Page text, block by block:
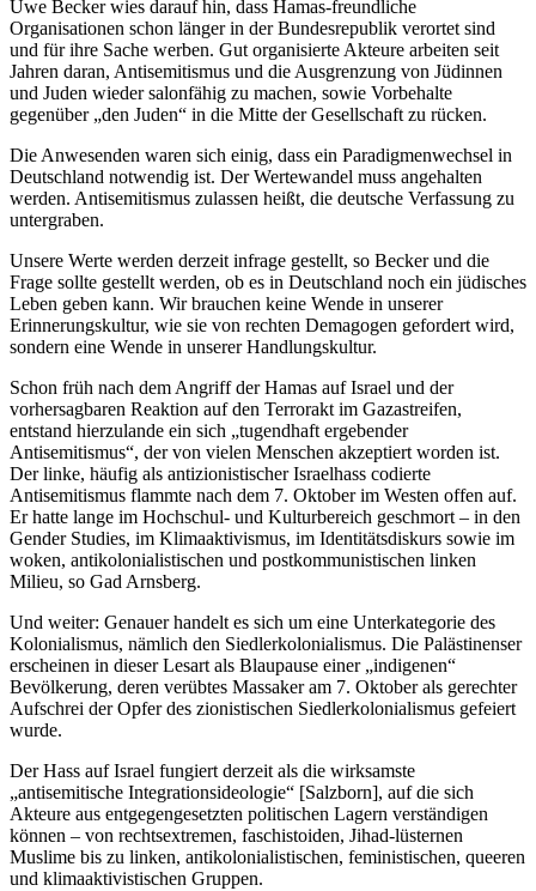
Uwe Becker wies darauf hin, dass Hamas-freundliche
Organisationen schon länger in der Bundesrepublik verortet sind
und für ihre Sache werben. Gut organisierte Akteure arbeiten seit
Jahren daran, Antisemitismus und die Ausgrenzung von Jüdinnen
und Juden wieder salonfähig zu machen, sowie Vorbehalte
gegenüber „den Juden“ in die Mitte der Gesellschaft zu rücken.
Die Anwesenden waren sich einig, dass ein Paradigmenwechsel in
Deutschland notwendig ist. Der Wertewandel muss angehalten
werden. Antisemitismus zulassen heißt, die deutsche Verfassung zu
untergraben.
Unsere Werte werden derzeit infrage gestellt, so Becker und die
Frage sollte gestellt werden, ob es in Deutschland noch ein jüdisches
Leben geben kann. Wir brauchen keine Wende in unserer
Erinnerungskultur, wie sie von rechten Demagogen gefordert wird,
sondern eine Wende in unserer Handlungskultur.
Schon früh nach dem Angriff der Hamas auf Israel und der
vorhersagbaren Reaktion auf den Terrorakt im Gazastreifen,
entstand hierzulande ein sich „tugendhaft ergebender
Antisemitismus“, der von vielen Menschen akzeptiert worden ist.
Der linke, häufig als antizionistischer Israelhass codierte
Antisemitismus flammte nach dem 7. Oktober im Westen offen auf.
Er hatte lange im Hochschul- und Kulturbereich geschmort – in den
Gender Studies, im Klimaaktivismus, im Identitätsdiskurs sowie im
woken, antikolonialistischen und postkommunistischen linken
Milieu, so Gad Arnsberg.
Und weiter: Genauer handelt es sich um eine Unterkategorie des
Kolonialismus, nämlich den Siedlerkolonialismus. Die Palästinenser
erscheinen in dieser Lesart als Blaupause einer „indigenen“
Bevölkerung, deren verübtes Massaker am 7. Oktober als gerechter
Aufschrei der Opfer des zionistischen Siedlerkolonialismus gefeiert
wurde.
Der Hass auf Israel fungiert derzeit als die wirksamste
„antisemitische Integrationsideologie“ [Salzborn], auf die sich
Akteure aus entgegengesetzten politischen Lagern verständigen
können – von rechtsextremen, faschistoiden, Jihad-lüsternen
Muslime bis zu linken, antikolonialistischen, feministischen, queeren
und klimaaktivistischen Gruppen.